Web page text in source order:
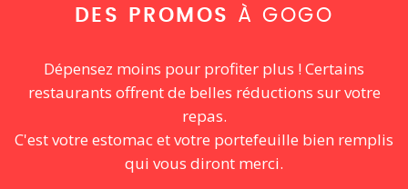
DES PROMOS À GOGO
Dépensez moins pour profiter plus ! Certains
restaurants offrent de belles réductions sur votre
repas.
C'est votre estomac et votre portefeuille bien remplis
qui vous diront merci.